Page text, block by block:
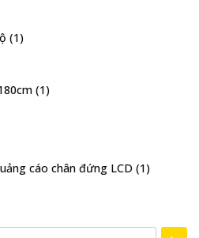
(1)
(1)
cáo chân đứng LCD (1)